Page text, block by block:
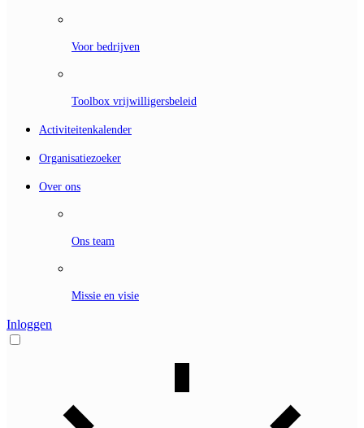
Voor bedrijven
Toolbox vrijwilligersbeleid
Activiteitenkalender
Organisatiezoeker
Over ons
Ons team
Missie en visie
Inloggen